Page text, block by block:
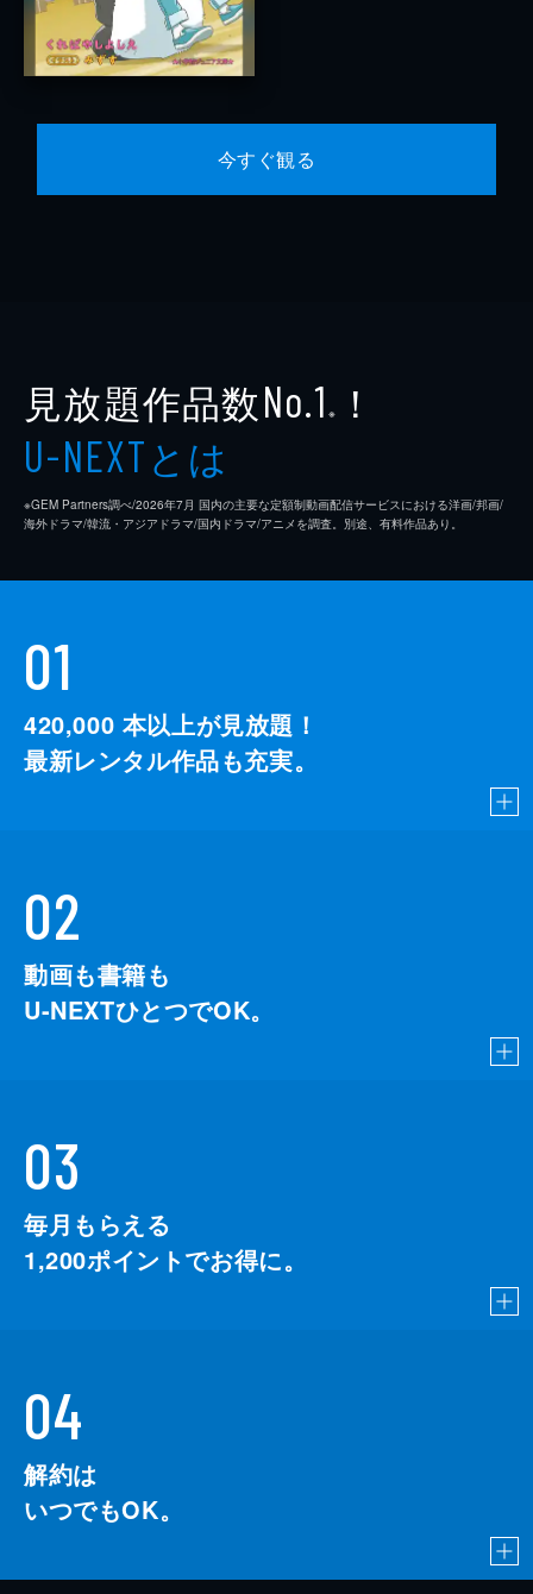
今すぐ観る
見放題作品数No.1 ※ ！
U-NEXTとは
※GEM Partners調べ/2026年7⽉ 国内の主要な定額制動画配信サービスにおける洋画/邦画/
海外ドラマ/韓流・アジアドラマ/国内ドラマ/アニメを調査。別途、有料作品あり。
01
420,000 本以上が見放題！
最新レンタル作品も充実。
02
動画も書籍も
U-NEXTひとつでOK。
03
毎月もらえる
1,200ポイントでお得に。
04
解約は
いつでもOK。